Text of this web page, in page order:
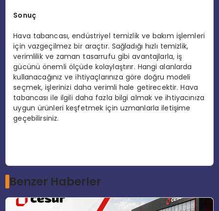
Sonuç
Hava tabancası, endüstriyel temizlik ve bakım işlemleri
için vazgeçilmez bir araçtır. Sağladığı hızlı temizlik,
verimlilik ve zaman tasarrufu gibi avantajlarla, iş
gücünü önemli ölçüde kolaylaştırır. Hangi alanlarda
kullanacağınız ve ihtiyaçlarınıza göre doğru modeli
seçmek, işlerinizi daha verimli hale getirecektir. Hava
tabancası ile ilgili daha fazla bilgi almak ve ihtiyacınıza
uygun ürünleri keşfetmek için uzmanlarla iletişime
geçebilirsiniz.
Benzer Haberler